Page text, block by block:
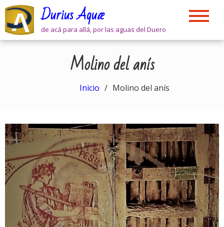
Skip
content
Durius Aquæ
de acá para allá, por las aguas del Duero
Molino del anís
Inicio Molino del anís